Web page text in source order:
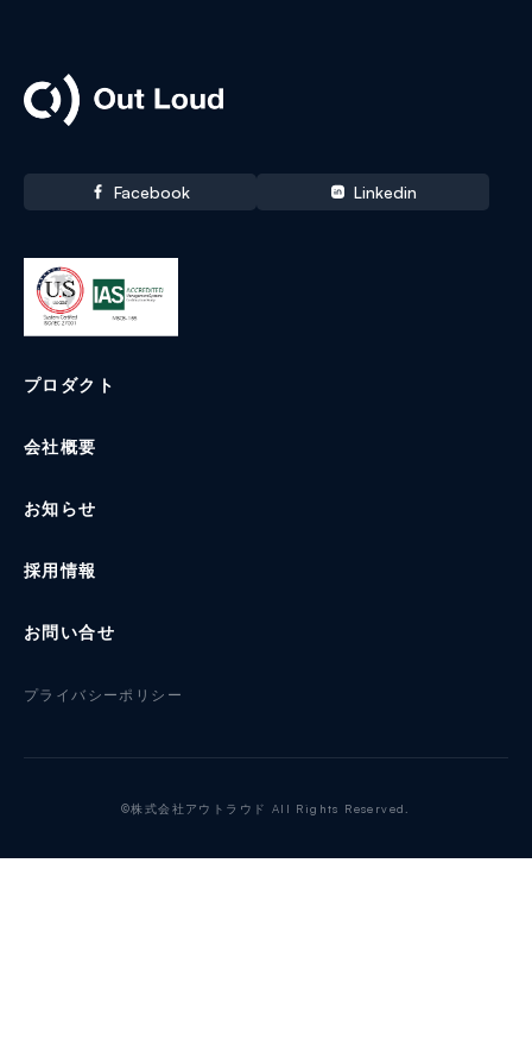
Facebook Linkedin
プロダクト
会社概要
お知らせ
採用情報
お問い合せ
プライバシーポリシー
©株式会社アウトラウド All Rights Reserved.